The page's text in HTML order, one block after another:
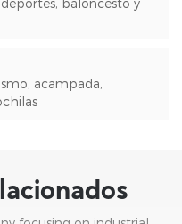
acampada,